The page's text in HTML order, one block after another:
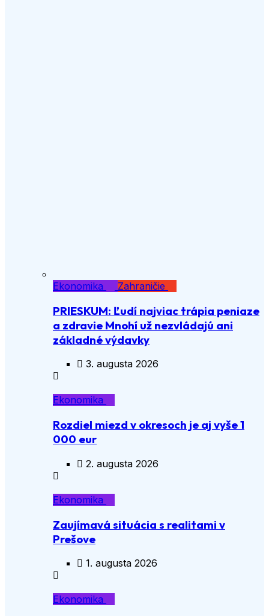
Ekonomika Zahraničie
PRIESKUM: Ľudí najviac trápia peniaze
a zdravie Mnohí už nezvládajú ani
základné výdavky
3. augusta 2026
Ekonomika
Rozdiel miezd v okresoch je aj vyše 1
000 eur
2. augusta 2026
Ekonomika
Zaujímavá situácia s realitami v
Prešove
1. augusta 2026
Ekonomika